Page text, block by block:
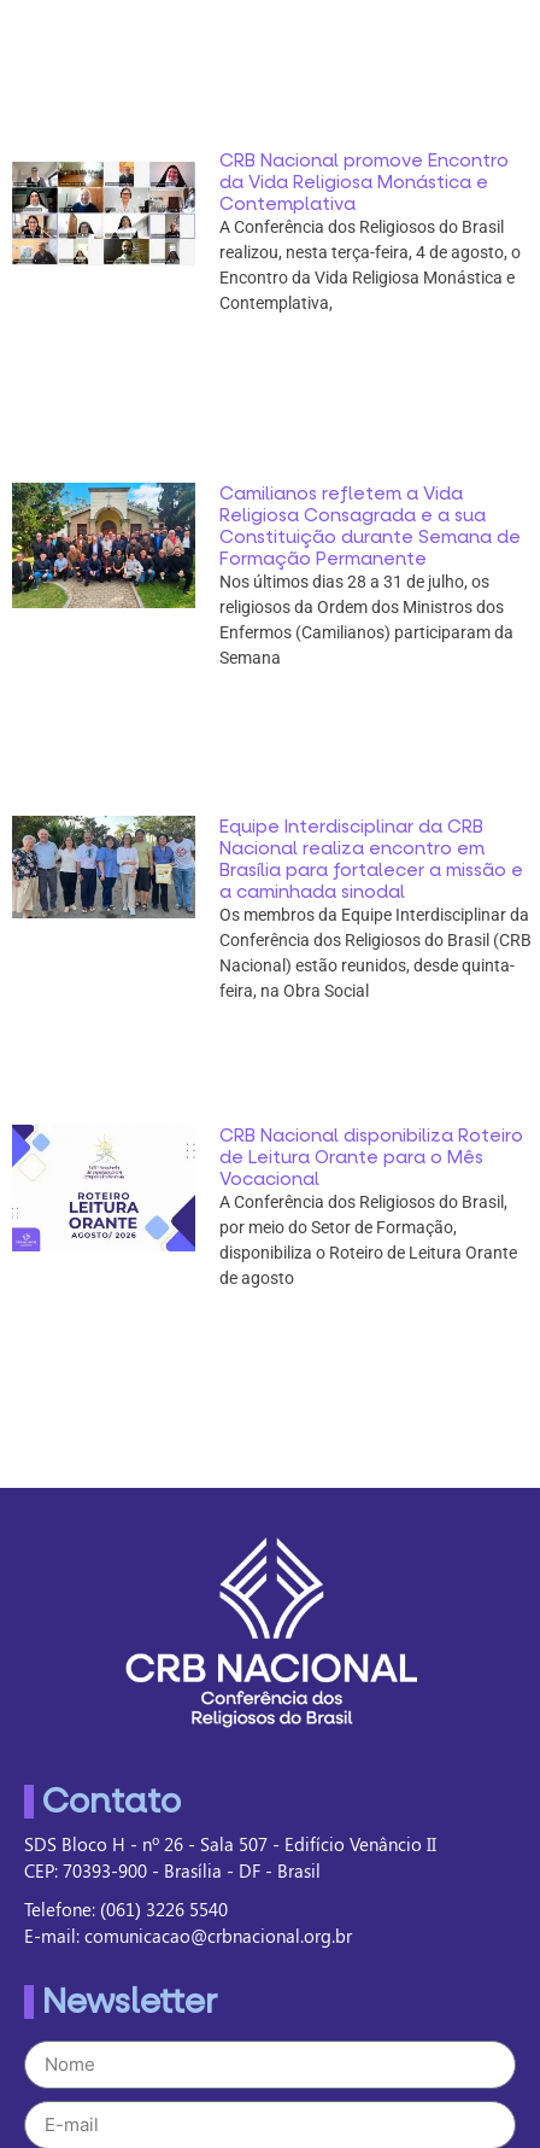
CRB Nacional promove Encontro
da Vida Religiosa Monástica e
Contemplativa
A Conferência dos Religiosos do Brasil
realizou, nesta terça-feira, 4 de agosto, o
Encontro da Vida Religiosa Monástica e
Contemplativa,
Camilianos refletem a Vida
Religiosa Consagrada e a sua
Constituição durante Semana de
Formação Permanente
Nos últimos dias 28 a 31 de julho, os
religiosos da Ordem dos Ministros dos
Enfermos (Camilianos) participaram da
Semana
Equipe Interdisciplinar da CRB
Nacional realiza encontro em
Brasília para fortalecer a missão e
a caminhada sinodal
Os membros da Equipe Interdisciplinar da
Conferência dos Religiosos do Brasil (CRB
Nacional) estão reunidos, desde quinta-
feira, na Obra Social
CRB Nacional disponibiliza Roteiro
de Leitura Orante para o Mês
Vocacional
A Conferência dos Religiosos do Brasil,
por meio do Setor de Formação,
disponibiliza o Roteiro de Leitura Orante
de agosto
Contato
SDS Bloco H - nº 26 - Sala 507 - Edifício Venâncio II
CEP: 70393-900 - Brasília - DF - Brasil
Telefone: (061) 3226 5540
E-mail: comunicacao@crbnacional.org.br
Newsletter